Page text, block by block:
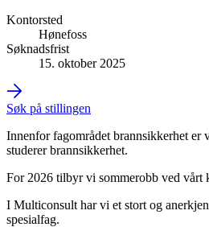
Kontorsted
Hønefoss
Søknadsfrist
15. oktober 2025
Søk på stillingen
Innenfor fagområdet brannsikkerhet er
studerer brannsikkerhet.
For 2026 tilbyr vi sommerobb ved vårt
I Multiconsult har vi et stort og
spesialfag.